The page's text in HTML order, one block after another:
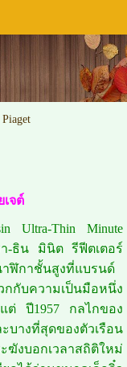
เจต์
Ultra-Thin Minute
า-ธิน มินิต รีฟีตเตอร์
าฬิกาชั้นสูงที่แบรนด์
กับความเป็นมือหนึ่ง
แต่ ปี1957 กลไกของ
ะบางที่สุดของตัวเรือน
ฆังบอกเวลาสถิติใหม่